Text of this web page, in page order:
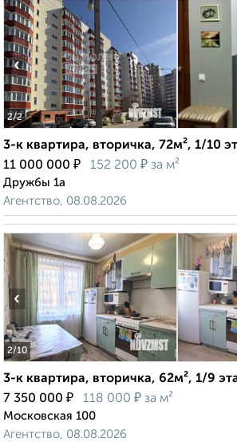
2/2
‹
3-к квартира, вторичка, 72м², 1/10
11 000 000 ₽ 152 200 ₽ за м²
Дружбы 1а
Агентство, 08.08.2026
2/10
‹
3-к квартира, вторичка, 62м², 1/9
7 350 000 ₽ 118 000 ₽ за м²
Московская 100
Агентство, 08.08.2026